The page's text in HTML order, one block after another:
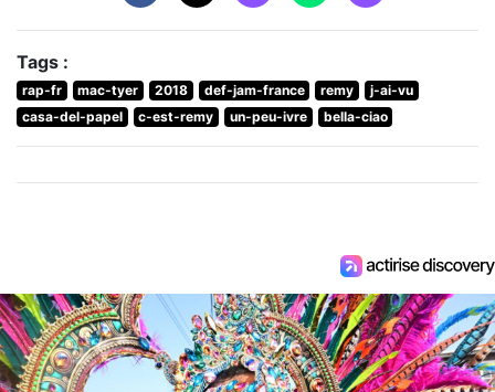
Tags :
rap-fr mac-tyer 2018 def-jam-france remy
j-ai-vu
casa-del-papel
c-est-remy un-peu-ivre bella-ciao